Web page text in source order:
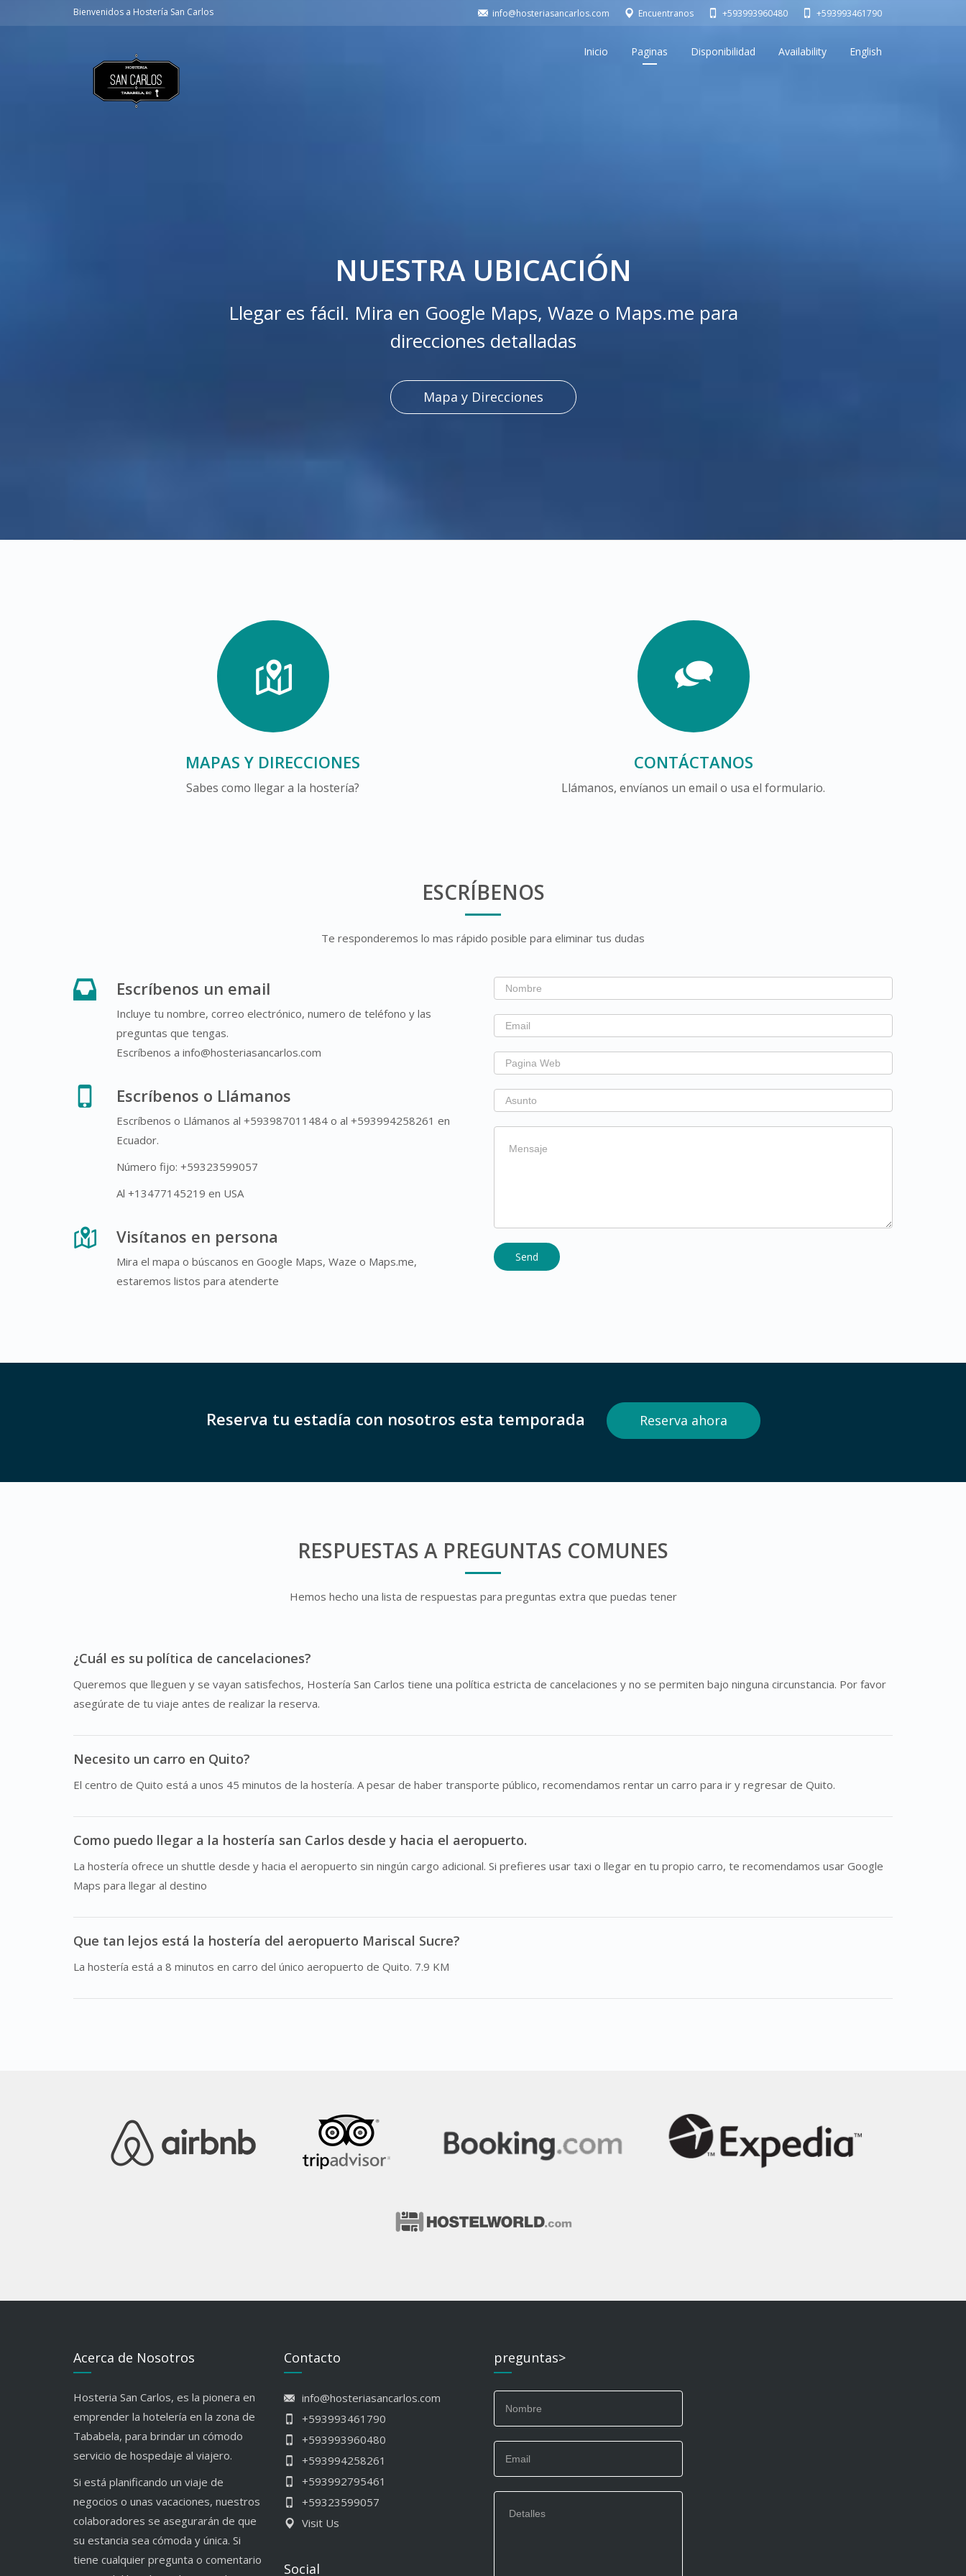
Bienvenidos a Hostería San Carlos info@hosteriasancarlos.com Encuentranos +593993960480 +593993461790
Inicio Paginas Disponibilidad Availability English
NUESTRA UBICACIÓN
Llegar es fácil. Mira en Google Maps, Waze o Maps.me para
direcciones detalladas
Mapa y Direcciones
MAPAS Y DIRECCIONES
Sabes como llegar a la hostería?
CONTÁCTANOS
Llámanos, envíanos un email o usa el formulario.
ESCRÍBENOS
Te responderemos lo mas rápido posible para eliminar tus dudas
Escríbenos un email
Incluye tu nombre, correo electrónico, numero de teléfono y las
preguntas que tengas.
Escríbenos a info@hosteriasancarlos.com
Escríbenos o Llámanos
Escríbenos o Llámanos al +593987011484 o al +593994258261 en
Ecuador.
Número fijo: +59323599057
Al +13477145219 en USA
Visítanos en persona
Mira el mapa o búscanos en Google Maps, Waze o Maps.me,
estaremos listos para atenderte
Si
eres
humano,
deja
este
campo
blanco.
Reserva tu estadía con nosotros esta temporada Reserva ahora
RESPUESTAS A PREGUNTAS COMUNES
Hemos hecho una lista de respuestas para preguntas extra que puedas tener
¿Cuál es su política de cancelaciones?
Queremos que lleguen y se vayan satisfechos, Hostería San Carlos tiene una política estricta de cancelaciones y no se permiten bajo ninguna circunstancia. Por favor
asegúrate de tu viaje antes de realizar la reserva.
Necesito un carro en Quito?
El centro de Quito está a unos 45 minutos de la hostería. A pesar de haber transporte público, recomendamos rentar un carro para ir y regresar de Quito.
Como puedo llegar a la hostería san Carlos desde y hacia el aeropuerto.
La hostería ofrece un shuttle desde y hacia el aeropuerto sin ningún cargo adicional. Si prefieres usar taxi o llegar en tu propio carro, te recomendamos usar Google
Maps para llegar al destino
Que tan lejos está la hostería del aeropuerto Mariscal Sucre?
La hostería está a 8 minutos en carro del único aeropuerto de Quito. 7.9 KM
Acerca de Nosotros
Hosteria San Carlos, es la pionera en
emprender la hotelería en la zona de
Tababela, para brindar un cómodo
servicio de hospedaje al viajero.
Si está planificando un viaje de
negocios o unas vacaciones, nuestros
colaboradores se asegurarán de que
su estancia sea cómoda y única. Si
tiene cualquier pregunta o comentario
Contacto
info@hosteriasancarlos.com
+593993461790
+593993960480
+593994258261
+593992795461
+59323599057
Visit Us
Social
preguntas>
eres
humano,
deja
en
blanco.